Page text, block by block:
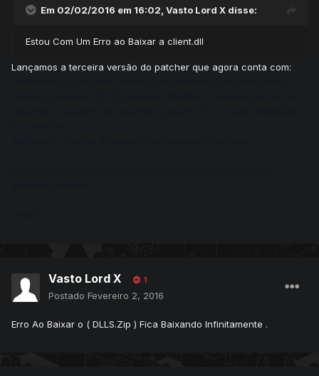
Em 02/02/2016 em 16:02, Vasto Lord X disse:
Estou Com Um Erro ao Baixar a client.dll
Lançamos a terceira versão do patcher que agora conta com:
Vasto Lord X 1
Postado Fevereiro 2, 2016
Erro Ao Baixar o ( DLLS.Zip ) Fica Baixando Infinitamente .